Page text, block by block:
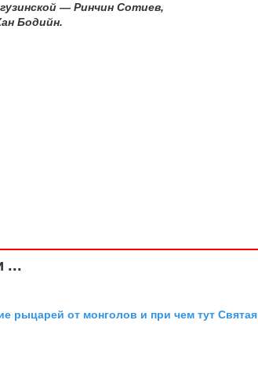
— Ринчин Сотиев,
Бодийн.
...
рыцарей от монголов и при чем тут Святая